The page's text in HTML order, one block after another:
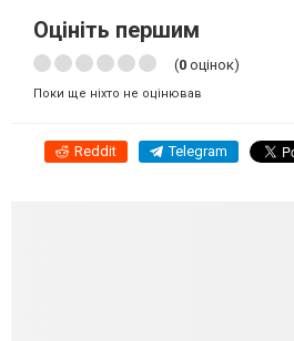
Оцініть першим
(0 оцінок)
Поки ще ніхто не оцінював
Reddit Telegram